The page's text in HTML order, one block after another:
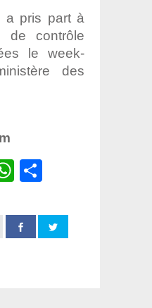
a pris part à
de contrôle
le week-
des
WhatsApp